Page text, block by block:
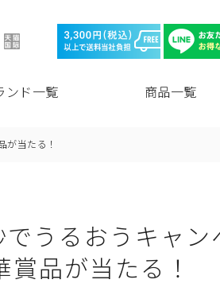
ンド一覧 商品一覧
が当たる！
でうるおうキャ
品が当たる！